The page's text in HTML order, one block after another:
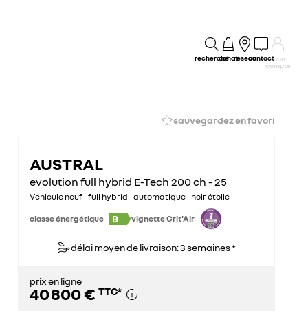
rechercheachatréseaucontactmon
compte
sauvegardez en favori
AUSTRAL
evolution full hybrid E-Tech 200 ch - 25
Véhicule neuf - full hybrid - automatique - noir étoilé
classe énergétique B vignette Crit'Air
délai moyen de livraison: 3 semaines *
prix en ligne
40 800 € TTC*